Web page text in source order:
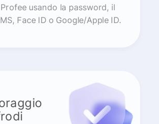
usando la password, il
Face ID o Google/Apple ID.